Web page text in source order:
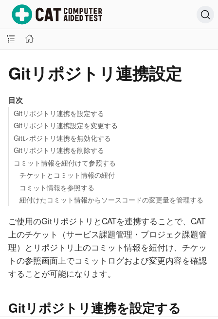
Gitリポジトリ連携設定
目次
Gitリポジトリ連携を設定する
Gitリポジトリ連携設定を変更する
Gitレポジトリ連携を無効化する
Gitリポジトリ連携を削除する
コミット情報を紐付けて参照する
チケットとコミット情報の紐付
コミット情報を参照する
紐付けたコミット情報からソースコードの変更量を管理する
ご使用のGitリポジトリとCATを連携することで、CAT
上のチケット（サービス課題管理・プロジェク課題管
理）とリポジトリ上のコミット情報を紐付け、チケッ
トの参照画面上でコミットログおよび変更内容を確認
することが可能になります。
Gitリポジトリ連携を設定する